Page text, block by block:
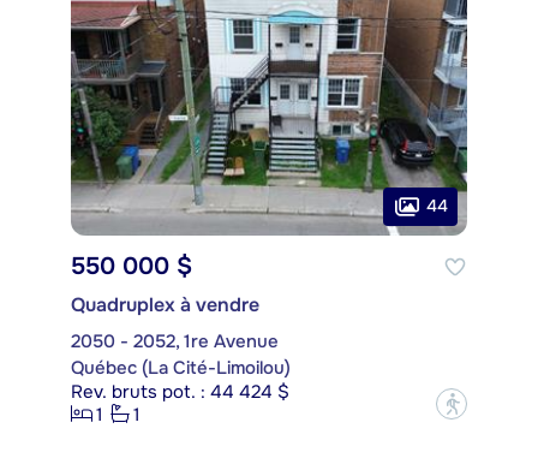
44
550 000 $
Quadruplex à vendre
2050 - 2052, 1re Avenue
Québec (La Cité-Limoilou)
Rev. bruts pot. : 44 424 $
1
1 ?